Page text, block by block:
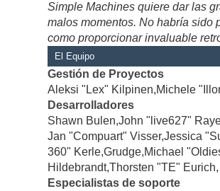
Simple Machines quiere dar las
malos momentos. No habría sido
como proporcionar invaluable
El Equipo
Gestión de Proyectos
Aleksi "Lex" Kilpinen,Michele
Desarrolladores
Shawn Bulen,John "live627"
Jan "Compuart" Visser,Jessica
360" Kerle,Grudge,Michael
Hildebrandt,Thorsten "TE"
Especialistas de soporte